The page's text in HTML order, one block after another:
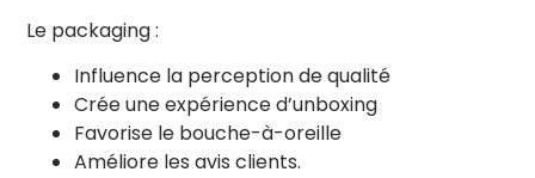
Le packaging :
Influence la perception de qualité
Crée une expérience d’unboxing
Favorise le bouche-à-oreille
Améliore les avis clients.